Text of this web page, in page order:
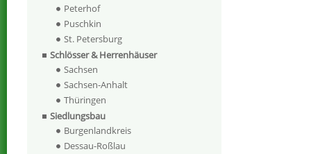
Peterhof
Puschkin
St. Petersburg
Schlösser & Herrenhäuser
Sachsen
Sachsen-Anhalt
Thüringen
Siedlungsbau
Burgenlandkreis
Dessau-Roßlau